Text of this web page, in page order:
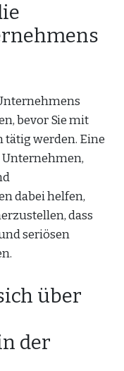
bevor Sie mit
werden. Eine
dabei helfen,
dass
seriösen
über
der